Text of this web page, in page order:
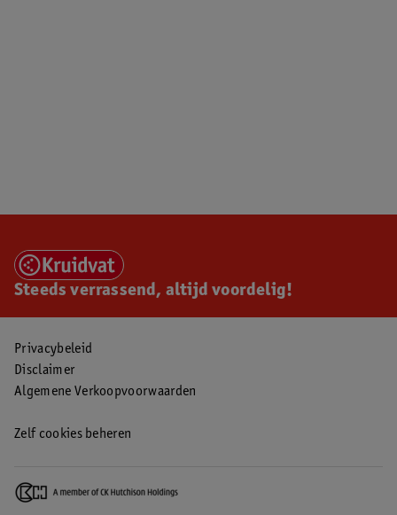
Steeds verrassend, altijd voordelig!
Privacybeleid
Disclaimer
Algemene Verkoopvoorwaarden
Zelf cookies beheren